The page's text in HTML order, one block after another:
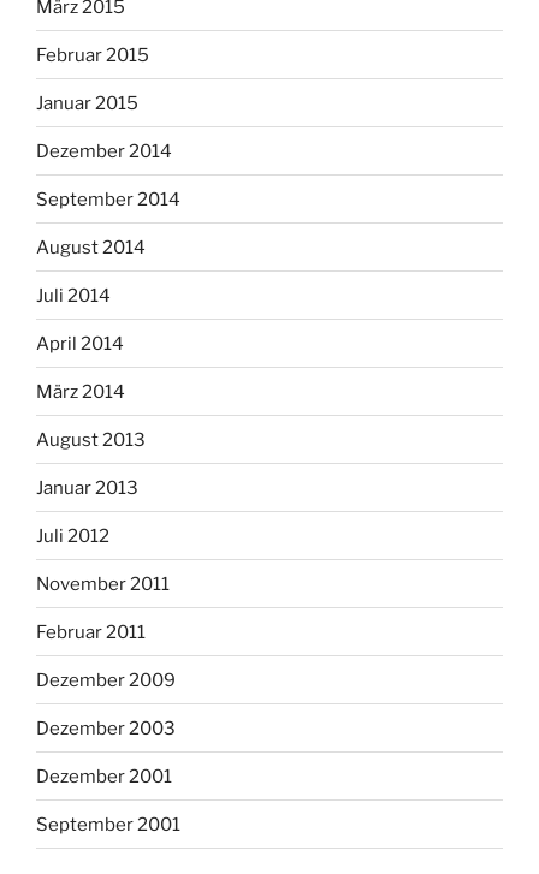
März 2015
Februar 2015
Januar 2015
Dezember 2014
September 2014
August 2014
Juli 2014
April 2014
März 2014
August 2013
Januar 2013
Juli 2012
November 2011
Februar 2011
Dezember 2009
Dezember 2003
Dezember 2001
September 2001